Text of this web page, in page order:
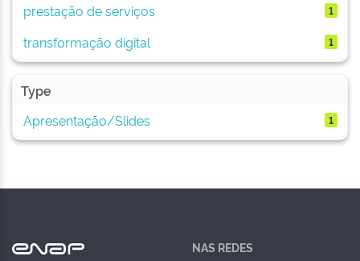
prestação de serviços 1
transformação digital 1
Type
Apresentação/Slides
1
NAS REDES